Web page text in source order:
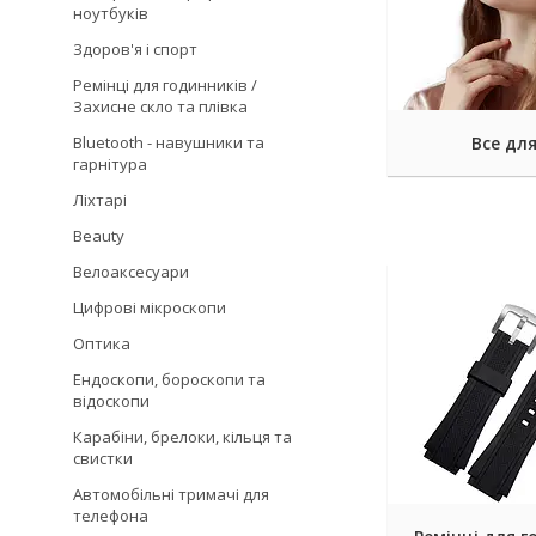
Все
ноутбуків
Здоров'я і спорт
Ремінці для годинників /
Захисне скло та плівка
Bluetooth - навушники та
гарнітура
Ліхтарі
Beauty
Велоаксесуари
Цифрові мікроскопи
Оптика
Ендоскопи, бороскопи та
відоскопи
Карабіни, брелоки, кільця та
свистки
Автомобільні тримачі для
телефона